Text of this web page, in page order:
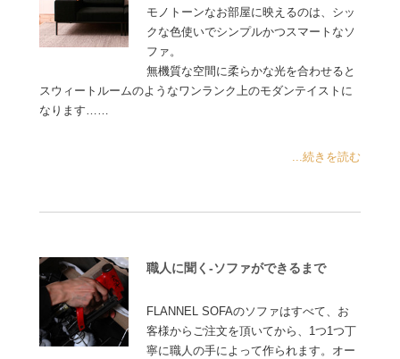
モノトーンなお部屋に映えるのは、シッ
クな色使いでシンプルかつスマートなソ
ファ。
無機質な空間に柔らかな光を合わせると
スウィートルームのようなワンランク上のモダンテイストに
なります……
...続きを読む
職人に聞く-ソファができるまで
FLANNEL SOFAのソファはすべて、お
客様からご注文を頂いてから、1つ1つ丁
寧に職人の手によって作られます。オー